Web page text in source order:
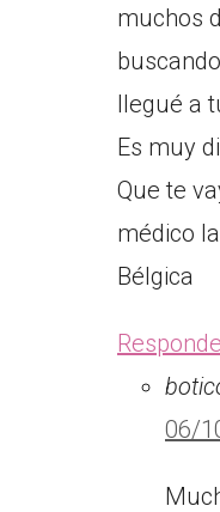
muchos
llegué a
Es muy
Que te
médico
Bélgica
06/